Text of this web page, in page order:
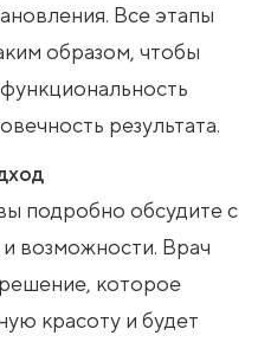
Все этапы
образом, чтобы
результата.
подробно обсудите с
возможности. Врач
которое
красоту и будет